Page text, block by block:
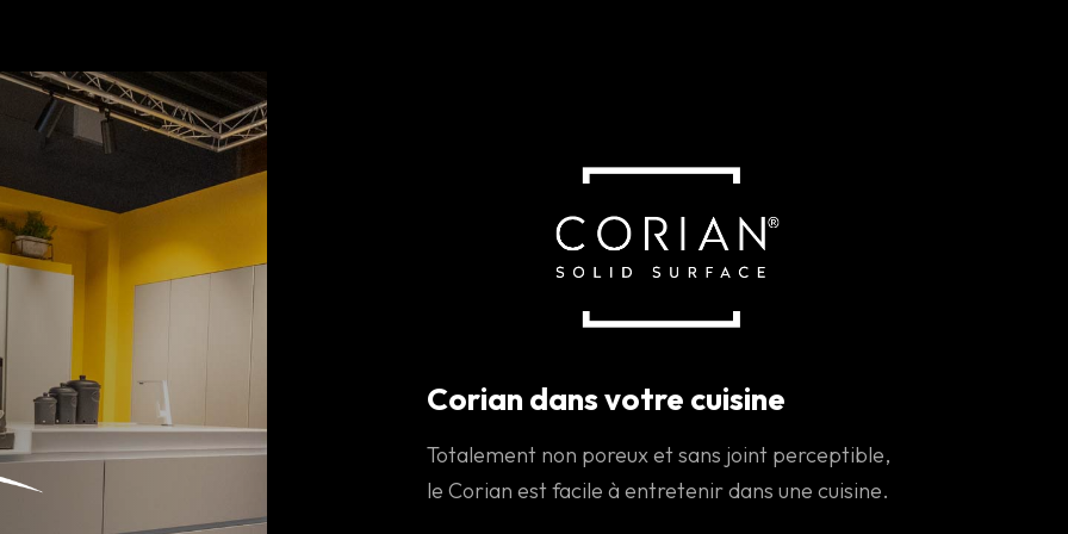
Corian dans votre cuisine
Totalement non poreux et sans joint perceptible,
le Corian est facile à entretenir dans une cuisine.